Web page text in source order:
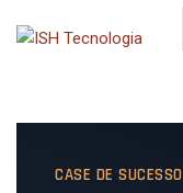
CASE DE SUCESSO